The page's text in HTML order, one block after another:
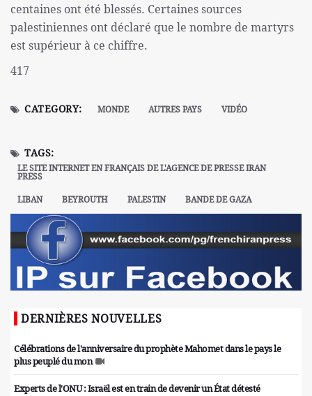
centaines ont été blessés. Certaines sources
palestiniennes ont déclaré que le nombre de martyrs
est supérieur à ce chiffre.
417
CATEGORY: MONDE AUTRES PAYS VIDÉO
TAGS:
LE SITE INTERNET EN FRANÇAIS DE L'AGENCE DE PRESSE IRAN
PRESS
LIBAN
BEYROUTH PALESTIN BANDE DE GAZA
DERNIÈRES NOUVELLES
Célébrations de l'anniversaire du prophète Mahomet dans le pays le
plus peuplé du mon
Experts de l'ONU : Israël est en train de devenir un État détesté